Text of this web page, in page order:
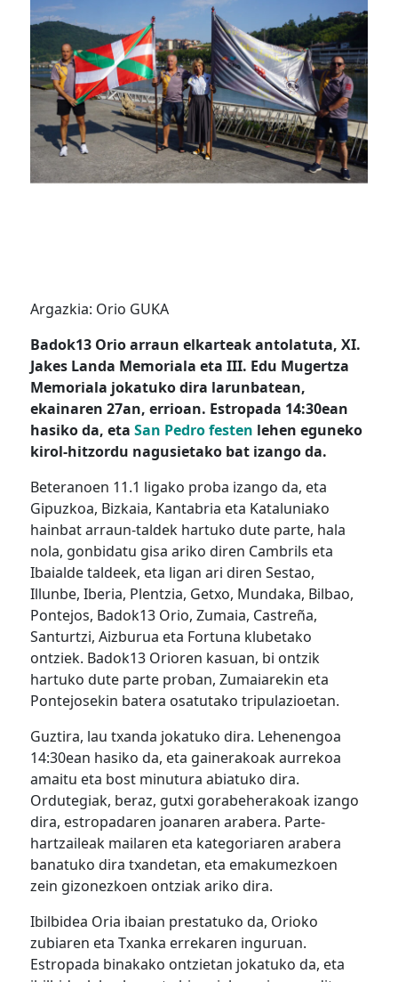
Argazkia: Orio GUKA
Badok13 Orio arraun elkarteak antolatuta, XI.
Jakes Landa Memoriala eta III. Edu Mugertza
Memoriala jokatuko dira larunbatean,
ekainaren 27an, errioan. Estropada 14:30ean
hasiko da, etaSan Pedro festen lehen eguneko
kirol-hitzordu nagusietako bat izango da.
Beteranoen 11.1 ligako proba izango da, eta
Gipuzkoa, Bizkaia, Kantabria eta Kataluniako
hainbat arraun-taldek hartuko dute parte, hala
nola, gonbidatu gisa ariko diren Cambrils eta
Ibaialde taldeek, eta ligan ari diren Sestao,
Illunbe, Iberia, Plentzia, Getxo, Mundaka, Bilbao,
Pontejos, Badok13 Orio, Zumaia, Castreña,
Santurtzi, Aizburua eta Fortuna klubetako
ontziek. Badok13 Orioren kasuan, bi ontzik
hartuko dute parte proban, Zumaiarekin eta
Pontejosekin batera osatutako tripulazioetan.
Guztira, lau txanda jokatuko dira. Lehenengoa
14:30ean hasiko da, eta gainerakoak aurrekoa
amaitu eta bost minutura abiatuko dira.
Ordutegiak, beraz, gutxi gorabeherakoak izango
dira, estropadaren joanaren arabera. Parte-
hartzaileak mailaren eta kategoriaren arabera
banatuko dira txandetan, eta emakumezkoen
zein gizonezkoen ontziak ariko dira.
Ibilbidea Oria ibaian prestatuko da, Orioko
zubiaren eta Txanka errekaren inguruan.
Estropada binakako ontzietan jokatuko da, eta